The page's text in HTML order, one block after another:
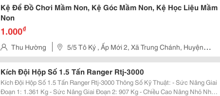
Kệ Để Đồ Chơi Mầm Non, Kệ Góc Mầm Non, Kệ Học Liệu Mầm
Non
1.000₫
Thu Hường
5/5 Tô Ký , Ấp Mới 2, Xã Trung Chánh, Huyện
Hóc Môn, Tphcm
Kích Đội Hộp Số 1.5 Tấn Ranger Rtj-3000
Kích Đội Hộp Số 1.5 Tấn Ranger Rtj-3000 Thông Số Kỹ Thuật: - Sức Nâng Giai
Đoạn 1: 1.361 Kg - Sức Nâng Giai Đoạn 2: 907 Kg - Chiều Cao Nâng Nhỏ Nhât: